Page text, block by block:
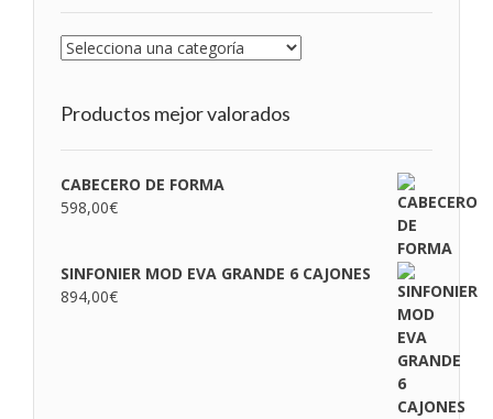
Productos mejor valorados
CABECERO DE FORMA
598,00€
SINFONIER MOD EVA GRANDE 6 CAJONES
894,00€